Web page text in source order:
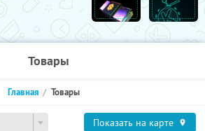
Товары
Главная Товары
Показать на карте